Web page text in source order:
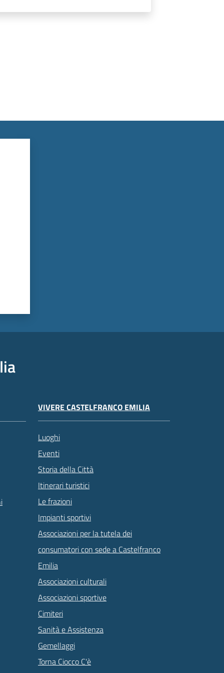
VIVERE CASTELFRANCO EMILIA
Luoghi
Eventi
Storia della Città
Itinerari turistici
Le frazioni
Impianti sportivi
Associazioni per la tutela dei
consumatori con sede a Castelfranco
Emilia
Associazioni culturali
Associazioni sportive
Cimiteri
Sanità e Assistenza
Gemellaggi
Torna Ciocco C'è